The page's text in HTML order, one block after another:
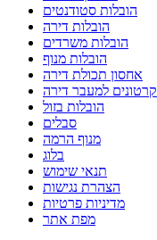
הובלות סטודנטים
הובלות דירה
הובלות משרדים
הובלות מנוף
אחסון תכולת דירה
קרטונים למעבר דירה
הובלות בזול
סבלים
מנוף הרמה
בלוג
תנאי שימוש
הצהרת נגישות
מדיניות פרטיות
מפת אתר